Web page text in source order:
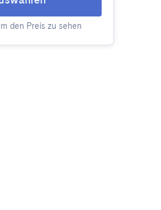
den Preis zu sehen